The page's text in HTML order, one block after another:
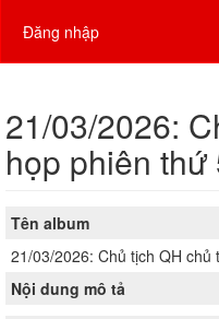
Đăng nhập
21/03/2026:
họp phiên
Tên album
21/03/2026: Chủ tịch QH
Nội dung mô tả